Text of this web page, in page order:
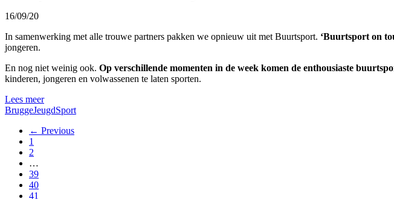
16/09/20
In samenwerking met alle trouwe partners pakken we opnieuw uit met Buurtsport. ‘Buurtsport on
jongeren.
En nog niet weinig ook. Op verschillende momenten in de week komen de enthousiaste
kinderen, jongeren en volwassenen te laten sporten.
Lees meer
BruggeJeugdSport
← Previous
1
2
…
39
40
41